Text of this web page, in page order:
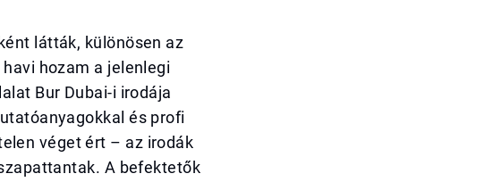
látták, különösen az
hozam a jelenlegi
Bur Dubai-i irodája
és profi
véget ért – az irodák
A befektetők